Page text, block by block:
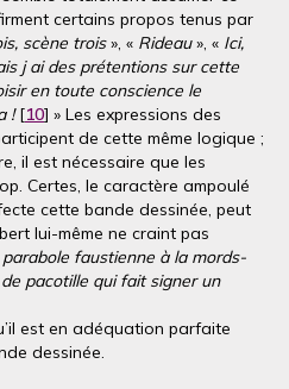
certains propos tenus par
scène trois», « Rideau», « Ici,
j ai des prétentions sur cette
en toute conscience le
![10] » Les expressions des
de cette même logique ;
il est nécessaire que les
Certes, le caractère ampoulé
cette bande dessinée, peut
lui-même ne craint pas
faustienne à la mords-
pacotille qui fait signer un
est en adéquation parfaite
dessinée.